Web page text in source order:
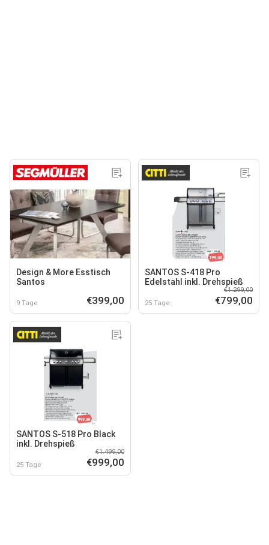
Design & More Esstisch
Santos
9 Tage €399,00
SANTOS S-418 Pro
Edelstahl inkl. Drehspieß
25 Tage
€1.299,00
€799,00
SANTOS S-518 Pro Black
inkl. Drehspieß
25 Tage
€1.499,00
€999,00